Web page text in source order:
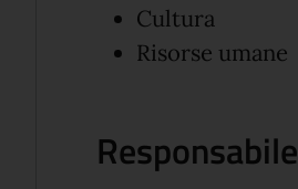
Cultura
Risorse umane
Responsabile